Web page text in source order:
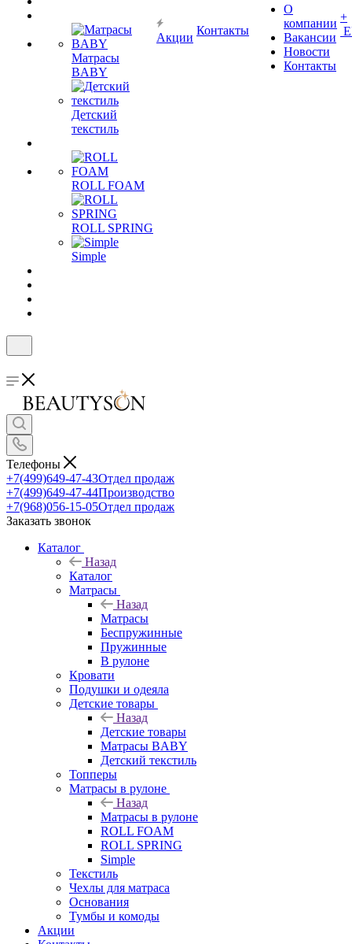
Матрасы
BABY
Детский
текстиль
ROLL FOAM
ROLL SPRING
Simple
Акции
Контакты
О
компании
Вакансии
Новости
Контакты
+
Телефоны
+7(499)649-47-43Отдел продаж
+7(499)649-47-44Производство
+7(968)056-15-05Отдел продаж
Заказать звонок
Каталог
Назад
Каталог
Матрасы
Назад
Матрасы
Беспружинные
Пружинные
В рулоне
Кровати
Подушки и одеяла
Детские товары
Назад
Детские товары
Матрасы BABY
Детский текстиль
Топперы
Матрасы в рулоне
Назад
Матрасы в рулоне
ROLL FOAM
ROLL SPRING
Simple
Текстиль
Чехлы для матраса
Основания
Тумбы и комоды
Акции